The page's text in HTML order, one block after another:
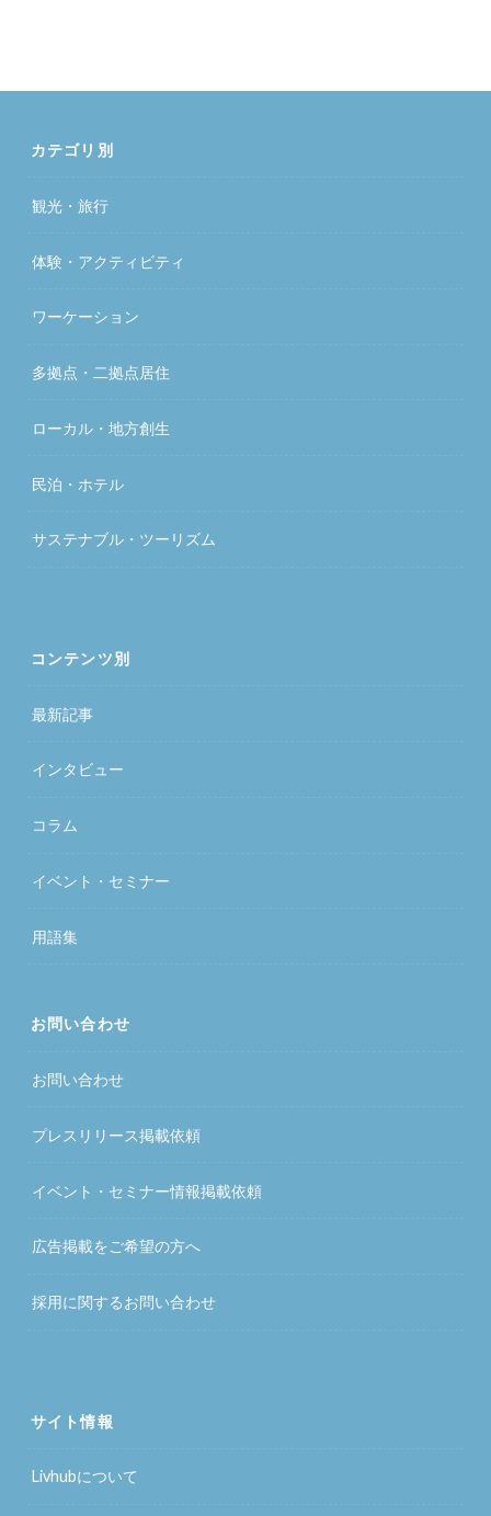
カテゴリ別
観光・旅行
体験・アクティビティ
ワーケーション
多拠点・二拠点居住
ローカル・地方創生
民泊・ホテル
サステナブル・ツーリズム
コンテンツ別
最新記事
インタビュー
コラム
イベント・セミナー
用語集
お問い合わせ
お問い合わせ
プレスリリース掲載依頼
イベント・セミナー情報掲載依頼
広告掲載をご希望の方へ
採用に関するお問い合わせ
サイト情報
Livhubについて